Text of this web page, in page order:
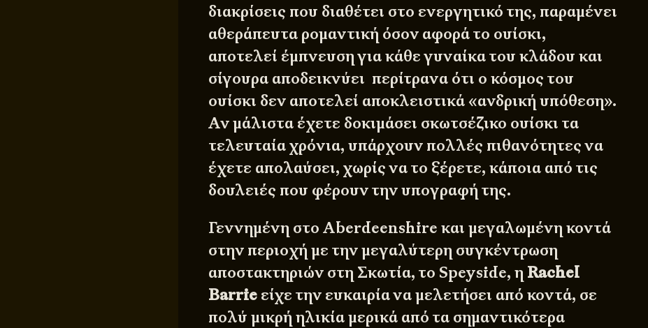
διακρίσεις που διαθέτει στο ενεργητικό της, παραμένει
αθεράπευτα ρομαντική όσον αφορά το ουίσκι,
αποτελεί έμπνευση για κάθε γυναίκα του κλάδου και
σίγουρα αποδεικνύει περίτρανα ότι ο κόσμος του
ουίσκι δεν αποτελεί αποκλειστικά «ανδρική υπόθεση».
Αν μάλιστα έχετε δοκιμάσει σκωτσέζικο ουίσκι τα
τελευταία χρόνια, υπάρχουν πολλές πιθανότητες να
έχετε απολαύσει, χωρίς να το ξέρετε, κάποια από τις
δουλειές που φέρουν την υπογραφή της.
Γεννημένη στο Aberdeenshire και μεγαλωμένη κοντά
στην περιοχή με την μεγαλύτερη συγκέντρωση
αποστακτηριών στη Σκωτία, το Speyside, η Rachel
Barrie είχε την ευκαιρία να μελετήσει από κοντά, σε
πολύ μικρή ηλικία μερικά από τα σημαντικότερα